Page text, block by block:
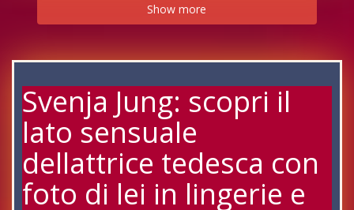
Show more
Svenja Jung: scopri il
lato sensuale
dellattrice tedesca con
foto di lei in lingerie e